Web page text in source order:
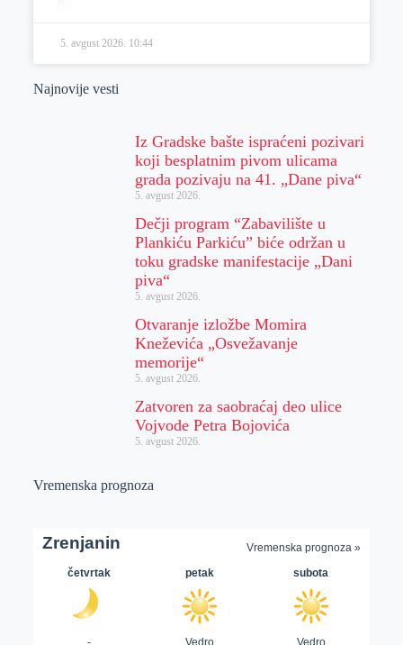
5. avgust 2026. 10:44
Najnovije vesti
Iz Gradske bašte ispraćeni pozivari
koji besplatnim pivom ulicama
grada pozivaju na 41. „Dane piva“
5. avgust 2026.
Dečji program “Zabavilište u
Plankiću Parkiću” biće održan u
toku gradske manifestacije „Dani
piva“
5. avgust 2026.
Otvaranje izložbe Momira
Kneževića „Osvežavanje
memorije“
5. avgust 2026.
Zatvoren za saobraćaj deo ulice
Vojvode Petra Bojovića
5. avgust 2026.
Vremenska prognoza